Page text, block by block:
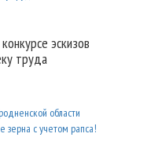
эскизов
труда